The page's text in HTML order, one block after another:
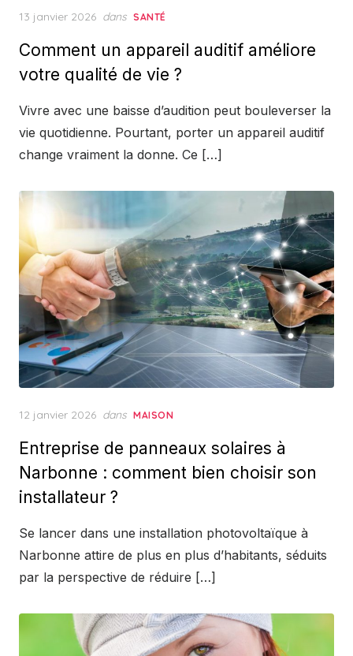
Posted
13 janvier 2026 dans SANTÉ
Comment un appareil auditif améliore
votre qualité de vie ?
Vivre avec une baisse d’audition peut bouleverser la
vie quotidienne. Pourtant, porter un appareil auditif
change vraiment la donne. Ce […]
Posted
12 janvier 2026 dans MAISON
Entreprise de panneaux solaires à
Narbonne : comment bien choisir son
installateur ?
Se lancer dans une installation photovoltaïque à
Narbonne attire de plus en plus d’habitants, séduits
par la perspective de réduire […]